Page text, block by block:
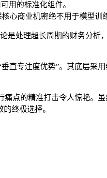
用的标准化组件。
心商业机密绝不用于模型训
处理超长周期的财务分
直专注度优势”。其底层采
点的精准打击令人惊艳。
终极选择。